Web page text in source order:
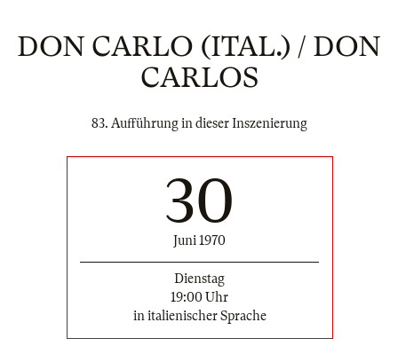
DON CARLO (ITAL.) / DON
CARLOS
83. Aufführung in dieser Inszenierung
30
Juni 1970
Dienstag
19:00 Uhr
in italienischer Sprache